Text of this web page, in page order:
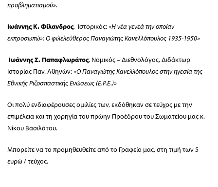
προβληματισμού».
Ιωάννης Κ. Φίλανδρος, Ιστορικός:«Η νέα γενεά την οποίαν
εκπροσωπώ»: Ο φιλελεύθερος Παναγιώτης Κανελλόπουλος 1935-1950»
Ιωάννης Σ. Παπαφλωράτος, Νομικός – Διεθνολόγος, Διδάκτωρ
Ιστορίας Παν. Αθηνών:«Ο Παναγιώτης Κανελλόπουλος στην ηγεσία της
Εθνικής Ριζοσπαστικής Ενώσεως (Ε.Ρ.Ε.)»
Οι πολύ ενδιαφέρουσες ομιλίες των, εκδόθηκαν σε τεύχος με την
επιμέλεια και τη χορηγία του πρώην Προέδρου του Σωματείου μας κ.
Νίκου Βασιλάτου.
Μπορείτε να το προμηθευθείτε από το Γραφείο μας, στη τιμή των 5
ευρώ / τεύχος.